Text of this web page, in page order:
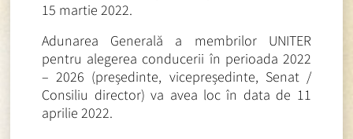
15 martie 2022.
Adunarea Generală a membrilor UNITER
pentru alegerea conducerii în perioada 2022
– 2026 (președinte, vicepreședinte, Senat /
Consiliu director) va avea loc în data de 11
aprilie 2022.